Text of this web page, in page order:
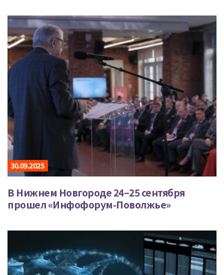
30.09.2025
В Нижнем Новгороде 24–25 сентября
прошел «Инфофорум-Поволжье»